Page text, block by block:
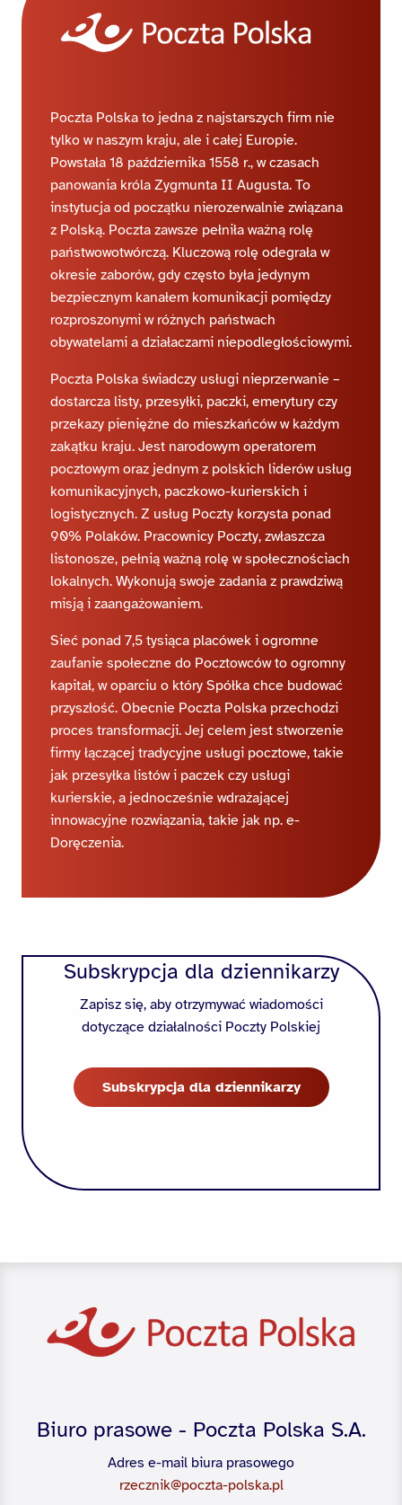
Poczta Polska to jedna z najstarszych firm nie
tylko w naszym kraju, ale i całej Europie.
Powstała 18 października 1558 r., w czasach
panowania króla Zygmunta II Augusta. To
instytucja od początku nierozerwalnie związana
z Polską. Poczta zawsze pełniła ważną rolę
państwowotwórczą. Kluczową rolę odegrała w
okresie zaborów, gdy często była jedynym
bezpiecznym kanałem komunikacji pomiędzy
rozproszonymi w różnych państwach
obywatelami a działaczami niepodległościowymi.
Poczta Polska świadczy usługi nieprzerwanie –
dostarcza listy, przesyłki, paczki, emerytury czy
przekazy pieniężne do mieszkańców w każdym
zakątku kraju. Jest narodowym operatorem
pocztowym oraz jednym z polskich liderów usług
komunikacyjnych, paczkowo-kurierskich i
logistycznych. Z usług Poczty korzysta ponad
90% Polaków. Pracownicy Poczty, zwłaszcza
listonosze, pełnią ważną rolę w społecznościach
lokalnych. Wykonują swoje zadania z prawdziwą
misją i zaangażowaniem.
Sieć ponad 7,5 tysiąca placówek i ogromne
zaufanie społeczne do Pocztowców to ogromny
kapitał, w oparciu o który Spółka chce budować
przyszłość. Obecnie Poczta Polska przechodzi
proces transformacji. Jej celem jest stworzenie
firmy łączącej tradycyjne usługi pocztowe, takie
jak przesyłka listów i paczek czy usługi
kurierskie, a jednocześnie wdrażającej
innowacyjne rozwiązania, takie jak np. e-
Doręczenia.
Subskrypcja dla dziennikarzy
Zapisz się, aby otrzymywać wiadomości
dotyczące działalności Poczty Polskiej
Subskrypcja dla dziennikarzy
Biuro prasowe - Poczta Polska S.A.
Adres e-mail biura prasowego
rzecznik@poczta-polska.pl